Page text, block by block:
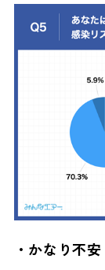
・かなり不